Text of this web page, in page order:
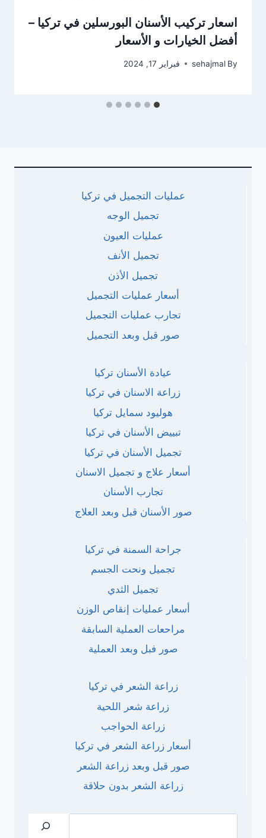
اسعار تركيب الأسنان البورسلين في تركيا –
أفضل الخيارات و الأسعار
By
sehajmal فبراير 17, 2024
عمليات التجميل في تركيا
تجميل الوجه
عمليات العيون
تجميل الأنف
تجميل الأذن
أسعار عمليات التجميل
تجارب عمليات التجميل
صور قبل وبعد التجميل
عيادة الأسنان تركيا
زراعة الاسنان في تركيا
هوليود سمايل تركيا
تبييض الأسنان في تركيا
تجميل الأسنان في تركيا
أسعار علاج و تجميل الاسنان
تجارب الأسنان
صور الأسنان قبل وبعد العلاج
جراحة السمنة في تركيا
تجميل ونحت الجسم
تجميل الثدي
أسعار عمليات إنقاص الوزن
مراحعات العملية السابقة
صور فبل وبعد العملية
زراعة الشعر في تركيا
زراعة شعر اللحية
زراعة الحواجب
أسعار زراعة الشعر في تركيا
صور قبل وبعد زراعة الشعر
زراعة الشعر بدون حلاقة